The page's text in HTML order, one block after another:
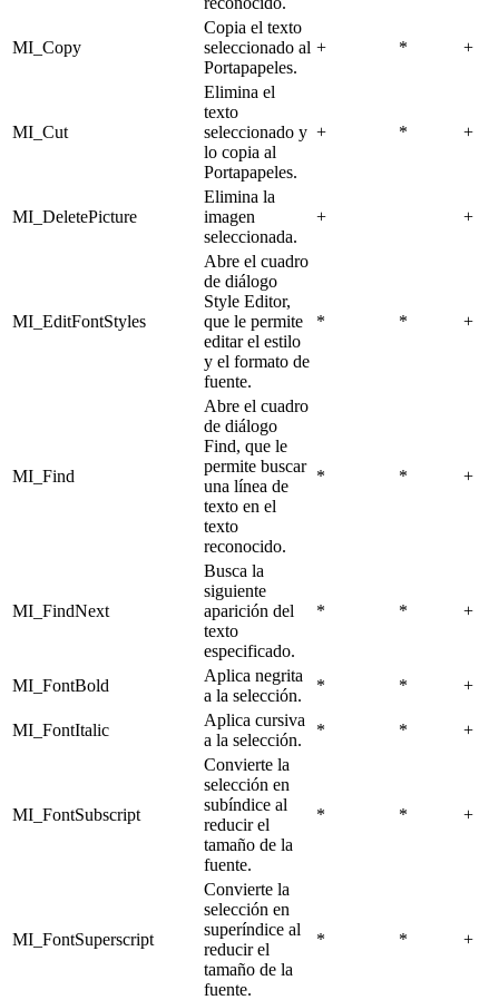
MI_Copy
Copia el texto
seleccionado al
Portapapeles.
+ * +
MI_Cut
Elimina el
texto
seleccionado y
lo copia al
Portapapeles.
+ * +
MI_DeletePicture
Elimina la
imagen
seleccionada.
+ +
MI_EditFontStyles
Abre el cuadro
de diálogo
Style Editor,
que le permite
editar el estilo
y el formato de
fuente.
* * +
MI_Find
Abre el cuadro
de diálogo
Find, que le
permite buscar
una línea de
texto en el
texto
reconocido.
* * +
MI_FindNext
Busca la
siguiente
aparición del
texto
especificado.
* * +
MI_FontBold
Aplica negrita
a la selección.
* * +
MI_FontItalic
Aplica cursiva
a la selección.
* * +
MI_FontSubscript
Convierte la
selección en
subíndice al
reducir el
tamaño de la
fuente.
* * +
MI_FontSuperscript
Convierte la
selección en
superíndice al
reducir el
tamaño de la
fuente.
* * +